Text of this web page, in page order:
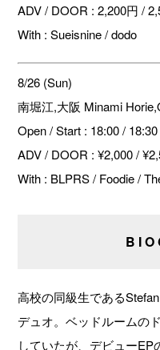
ADV / DOOR : 2,200円 /
With : Sueisnine / dodo
8/26 (Sun)
南堀江,大阪 Minami
Open / Start : 18:00 / 18:30
ADV / DOOR : ¥2,000 /
With : BLPRS / Foodie /
高校の同級生である
デュオ。ベッドルームの
していたが、デビュー